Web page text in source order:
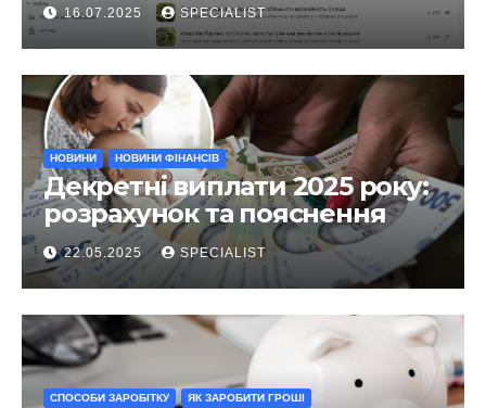
16.07.2025 SPECIALIST
НОВИНИ НОВИНИ ФІНАНСІВ
Декретні виплати 2025 року:
розрахунок та пояснення
22.05.2025 SPECIALIST
СПОСОБИ ЗАРОБІТКУ ЯК ЗАРОБИТИ ГРОШІ